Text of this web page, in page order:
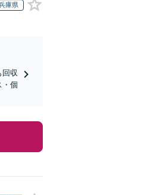
庫県
回収
・個